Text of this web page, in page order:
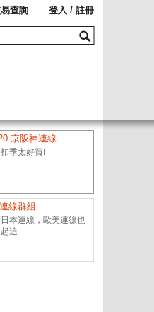
查詢 登入 / 註冊
京阪神連線
季太好買!
線群組
本連線，歐美連線也
追